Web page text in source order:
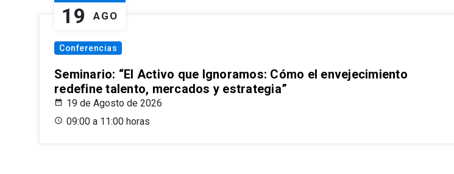
19 AGO
Conferencias
Seminario: “El Activo que Ignoramos: Cómo el envejecimiento
redefine talento, mercados y estrategia”
19 de Agosto de 2026
09:00 a 11:00 horas